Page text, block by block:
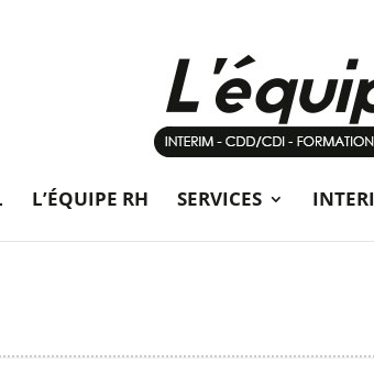
L’ÉQUIPE RH SERVICES